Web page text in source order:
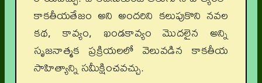
కాకతీయతేజం అని అందరిని కలుపుకొని నవల
కథ, కావ్యం, ఖండకావ్యం మొదలైన అన్ని
సృజనాత్మక ప్రక్రియలలో వెలువడిన కాకతీయ
సాహిత్యాన్ని సమీక్షించవచ్చు.